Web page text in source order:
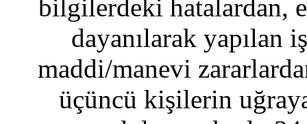
bilgilerdeki hatalardan,
dayanılarak yapılan
maddi/manevi
üçüncü kişilerin